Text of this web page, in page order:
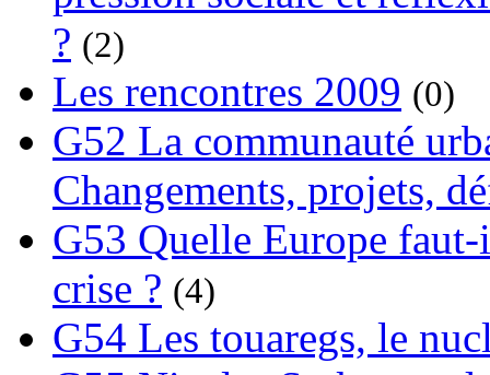
? (2)
Les rencontres 2009 (0)
G52 La communauté
Changements, projets,
G53 Quelle Europe
crise ? (4)
G54 Les touaregs, le